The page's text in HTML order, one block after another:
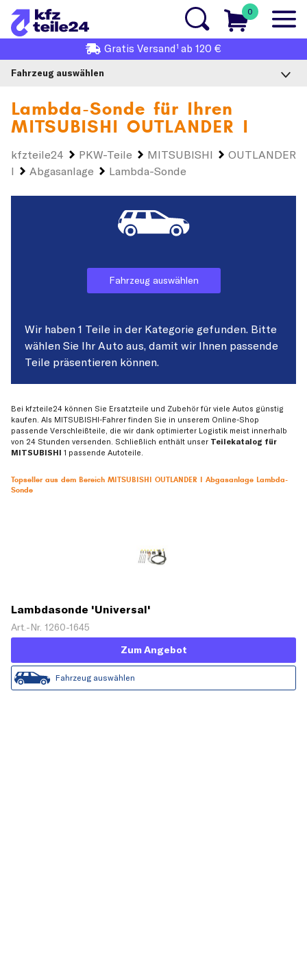
0
Gratis Versand1 ab 120 €
Fahrzeug auswählen
Lambda-Sonde für Ihren
MITSUBISHI OUTLANDER I
kfzteile24 PKW-Teile MITSUBISHI
OUTLANDER
I
Abgasanlage Lambda-Sonde
Fahrzeug auswählen
Wir haben 1 Teile in der Kategorie gefunden. Bitte
wählen Sie Ihr Auto aus, damit wir Ihnen passende
Teile präsentieren können.
Bei kfzteile24 können Sie Ersatzteile und Zubehör für viele Autos günstig
kaufen. Als MITSUBISHI-Fahrer finden Sie in unserem Online-Shop
passende Verschleißteile, die wir dank optimierter Logistik meist innerhalb
von 24 Stunden versenden. Schließlich enthält unser Teilekatalog für
MITSUBISHI 1 passende Autoteile.
Topseller aus dem Bereich MITSUBISHI OUTLANDER I Abgasanlage Lambda-
Sonde
Lambdasonde 'Universal'
Art.-Nr. 1260-1645
Zum Angebot
Fahrzeug auswählen